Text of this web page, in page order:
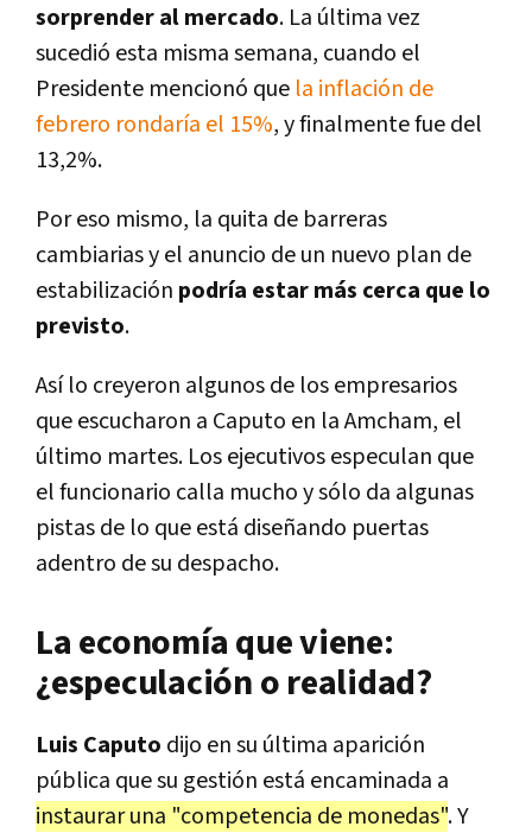
sorprender al mercado. La última vez
sucedió esta misma semana, cuando el
Presidente mencionó que la inflación de
febrero rondaría el 15%, y finalmente fue del
13,2%.
Por eso mismo, la quita de barreras
cambiarias y el anuncio de un nuevo plan de
estabilización podría estar más cerca que lo
previsto.
Así lo creyeron algunos de los empresarios
que escucharon a Caputo en la Amcham, el
último martes. Los ejecutivos especulan que
el funcionario calla mucho y sólo da algunas
pistas de lo que está diseñando puertas
adentro de su despacho.
La economía que viene:
¿especulación o realidad?
Luis Caputo dijo en su última aparición
pública que su gestión está encaminada a
instaurar una "competencia de monedas". Y